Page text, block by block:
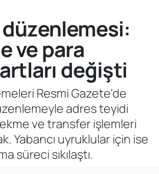
düzenlemesi:
ve para
değişti
Resmi Gazete'de
adres teyidi
ve transfer işlemleri
Yabancı uyruklular için ise
süreci sıkılaştı.
ve Fikstür